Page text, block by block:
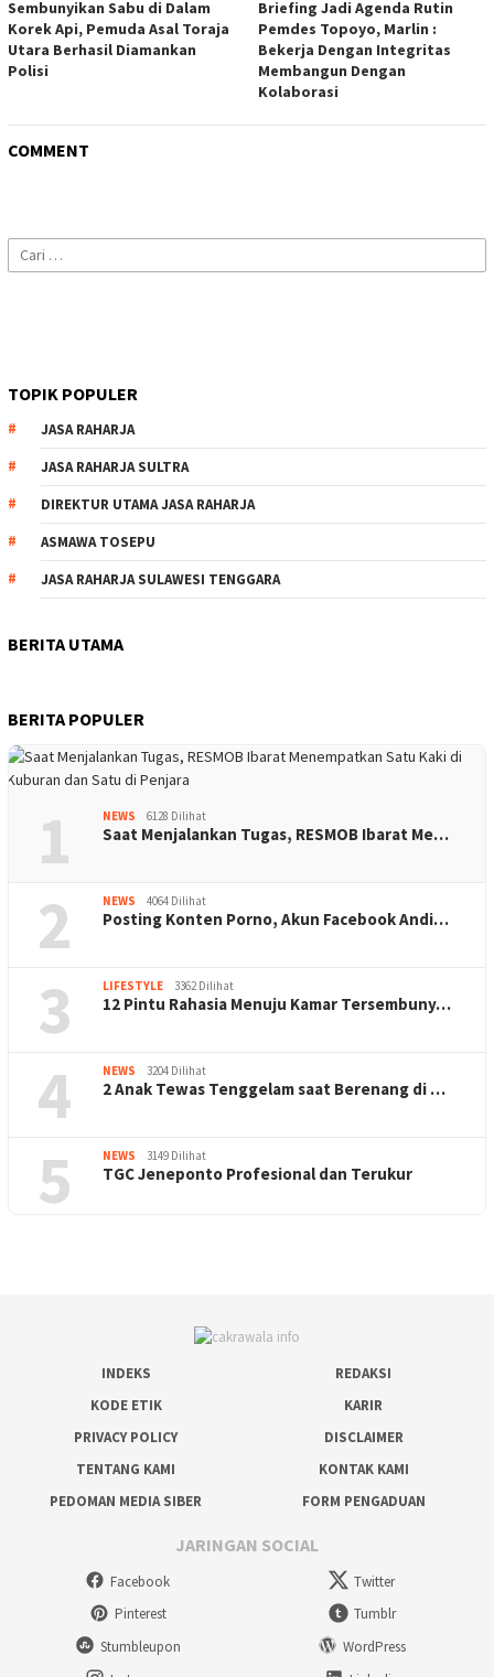
Sembunyikan Sabu di Dalam
Korek Api, Pemuda Asal Toraja
Utara Berhasil Diamankan
Polisi
Briefing Jadi Agenda Rutin
Pemdes Topoyo, Marlin :
Bekerja Dengan Integritas
Membangun Dengan
Kolaborasi
COMMENT
Cari
untuk:
TOPIK POPULER
JASA RAHARJA
JASA RAHARJA SULTRA
DIREKTUR UTAMA JASA RAHARJA
ASMAWA TOSEPU
JASA RAHARJA SULAWESI TENGGARA
BERITA UTAMA
BERITA POPULER
1 NEWS 6128 Dilihat
Saat Menjalankan Tugas, RESMOB Ibarat Me…
2 NEWS 4064 Dilihat
Posting Konten Porno, Akun Facebook Andi…
3 LIFESTYLE 3362 Dilihat
12 Pintu Rahasia Menuju Kamar Tersembuny…
4 NEWS 3204 Dilihat
2 Anak Tewas Tenggelam saat Berenang di …
5 NEWS 3149 Dilihat
TGC Jeneponto Profesional dan Terukur
INDEKS
REDAKSI
KODE ETIK
KARIR
PRIVACY POLICY
DISCLAIMER
TENTANG KAMI
KONTAK KAMI
PEDOMAN MEDIA SIBER
FORM PENGADUAN
JARINGAN SOCIAL
Facebook
Twitter
Pinterest
Tumblr
Stumbleupon
WordPress